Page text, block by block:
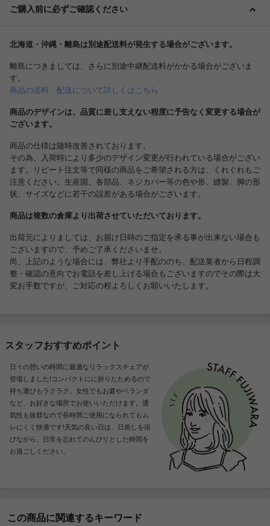
ご購入前に必ずご確認ください
北海道・沖縄・離島は別途配送料が発生する場合がございます。
離島につきましては、さらに別途中継配送料がかかる場合がございま
す。
商品の送料、配送について詳しくはこちら
商品のデザインは、品質に差し支えない程度に予告なく変更する場合が
ございます。
商品の仕様は随時改善されております。
その為、入荷時により多少のデザイン変更が行われている場合がござい
ます。リピート注文等で同様の商品をご希望される方は、くれぐれもご
注意ください。生産国、各部品、ネジカバー等の色や形、縫製、脚の形
状、サイズなどに若干の誤差がある場合がございます。
商品は複数の倉庫より出荷させていただいております。
出荷元によりましては、お届け日時のご指定を承る事が出来ない場合も
ございますので、予めご了承くださいませ。
尚、上記のような場合には、弊社より手配ののち、配送業者から日程調
整・確認の意向でお電話を差し上げる場合もございますのでその際は大
変お手数ですが、ご対応の程よろしくお願いいたします。
スタッフおすすめポイント
日々の憩いの時間に最適なリラックスチェアが
登場しました!コンパクトにに折りたためるので
持ち運びもラクラク。女性でもお庭やベランダ
など、お好きな場所でお使いいただけます。通
気性も抜群なので長時間ご使用になられてもム
レにくく快適です!天気の良い日は、日差しを浴
びながら、日常を忘れてのんびりとした時間を
お過ごしください。
この商品に関連するキーワード